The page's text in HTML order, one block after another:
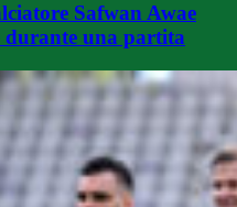
Safwan Awae
durante una partita